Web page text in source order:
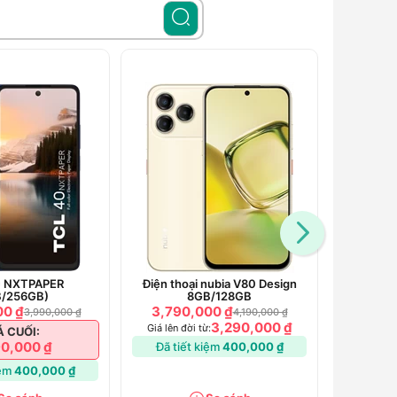
256GB)
₫3,990,000 ₫
CUỐI:
₫
400,000 ₫
Điện thoại nubia V80 Design
8GB/128GB
3,790,000 ₫4,190,000 ₫
Giá lên đời từ:3,290,000 ₫
Đã tiết kiệm400,000 ₫